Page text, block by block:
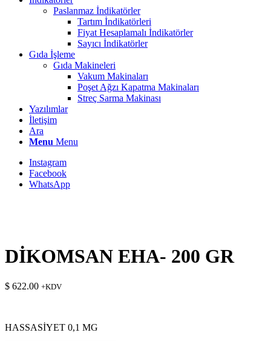
Paslanmaz İndikatörler
Tartım İndikatörleri
Fiyat Hesaplamalı İndikatörler
Sayıcı İndikatörler
Gıda İşleme
Gıda Makineleri
Vakum Makinaları
Poşet Ağzı Kapatma Makinaları
Streç Sarma Makinası
Yazılımlar
İletişim
Ara
Menu Menu
Instagram
Facebook
WhatsApp
DİKOMSAN EHA- 200 GR
$ 622.00 +KDV
HASSASİYET 0,1 MG